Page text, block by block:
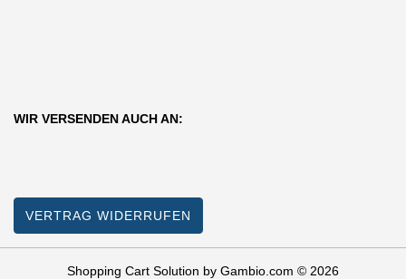
WIR VERSENDEN AUCH AN:
VERTRAG WIDERRUFEN
Shopping Cart Solution by Gambio.com © 2026